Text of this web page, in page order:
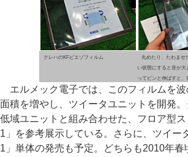
クレハのKFピエゾフィルム
丸めたり、たわませ
い状態にすると音が大
ってピンと伸ばすと、
エルメック電子では、このフィルムを波
面積を増やし、ツイータユニットを開発
低域ユニットと組み合わせた、フロア型
1」を参考展示している。さらに、ツイー
1」単体の発売も予定。どちらも2010年春